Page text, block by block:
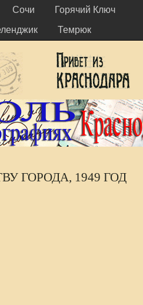
Сочи
Горячий Ключ
Темрюк
ГОРОДА, 1949 ГОД